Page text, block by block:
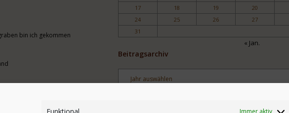
Immer aktiv
bin ich gekommen
17
18 19 20
24
25 26 27
31
« Jan.
Beitragsarchiv
Archiv